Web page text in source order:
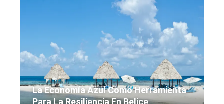
La Economía Azul Como Herramienta
Para La Resiliencia En Belice